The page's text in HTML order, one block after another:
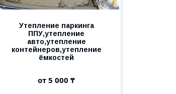
Утепление паркинга
ППУ,утепление
авто,утепление
контейнеров,утепление
ёмкостей
от 5 000 ₸